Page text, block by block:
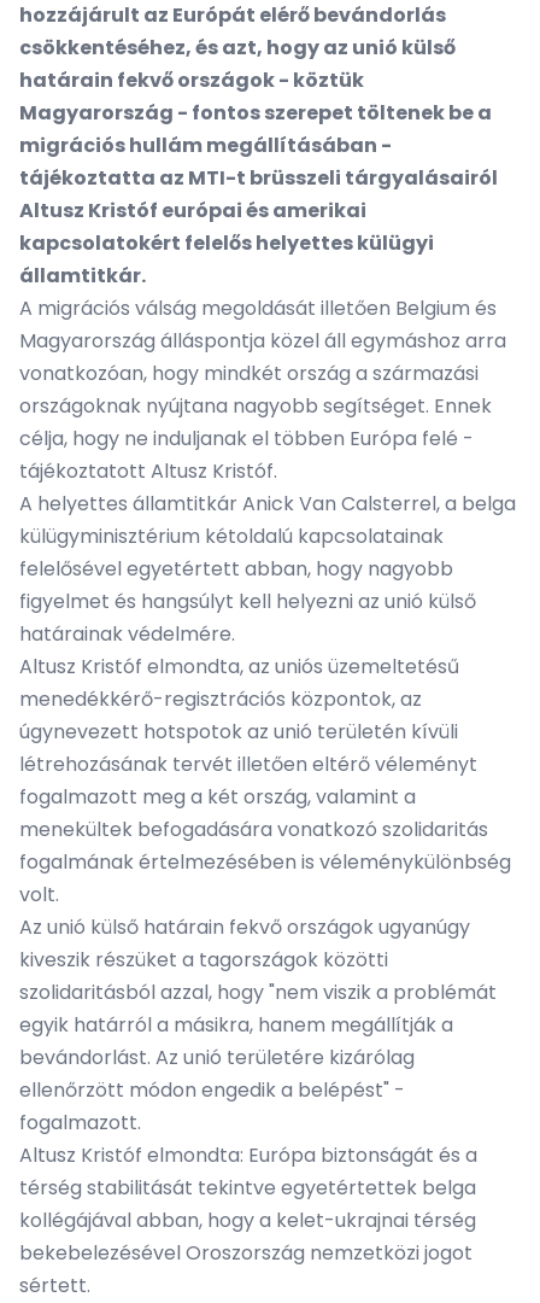
hozzájárult az Európát elérő bevándorlás
csökkentéséhez, és azt, hogy az unió külső
határain fekvő országok - köztük
Magyarország - fontos szerepet töltenek be a
migrációs hullám megállításában -
tájékoztatta az MTI-t brüsszeli tárgyalásairól
Altusz Kristóf európai és amerikai
kapcsolatokért felelős helyettes külügyi
államtitkár.
A migrációs válság megoldását illetően Belgium és
Magyarország álláspontja közel áll egymáshoz arra
vonatkozóan, hogy mindkét ország a származási
országoknak nyújtana nagyobb segítséget. Ennek
célja, hogy ne induljanak el többen Európa felé -
tájékoztatott Altusz Kristóf.
A helyettes államtitkár Anick Van Calsterrel, a belga
külügyminisztérium kétoldalú kapcsolatainak
felelősével egyetértett abban, hogy nagyobb
figyelmet és hangsúlyt kell helyezni az unió külső
határainak védelmére.
Altusz Kristóf elmondta, az uniós üzemeltetésű
menedékkérő-regisztrációs központok, az
úgynevezett hotspotok az unió területén kívüli
létrehozásának tervét illetően eltérő véleményt
fogalmazott meg a két ország, valamint a
menekültek befogadására vonatkozó szolidaritás
fogalmának értelmezésében is véleménykülönbség
volt.
Az unió külső határain fekvő országok ugyanúgy
kiveszik részüket a tagországok közötti
szolidaritásból azzal, hogy "nem viszik a problémát
egyik határról a másikra, hanem megállítják a
bevándorlást. Az unió területére kizárólag
ellenőrzött módon engedik a belépést" -
fogalmazott.
Altusz Kristóf elmondta: Európa biztonságát és a
térség stabilitását tekintve egyetértettek belga
kollégájával abban, hogy a kelet-ukrajnai térség
bekebelezésével Oroszország nemzetközi jogot
sértett.